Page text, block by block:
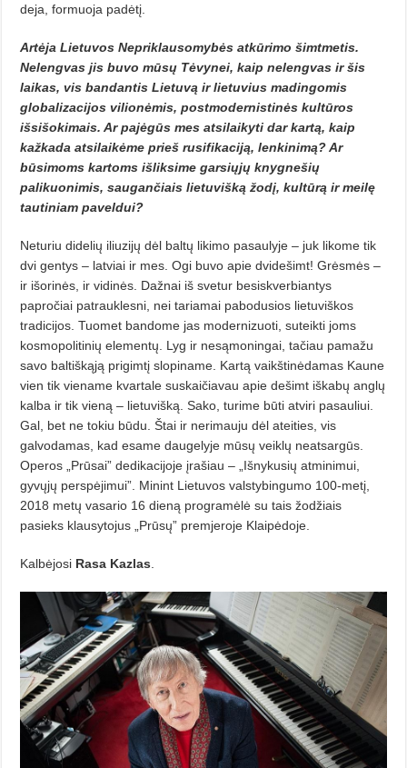
deja, formuoja padėtį.
Artėja Lietuvos Nepriklausomybės atkūrimo šimtmetis.
Nelengvas jis buvo mūsų Tėvynei, kaip nelengvas ir šis
laikas, vis bandantis Lietuvą ir lietuvius madingomis
globalizacijos vilionėmis, postmodernistinės kultūros
išsišokimais. Ar pajėgūs mes atsilaikyti dar kartą, kaip
kažkada atsilaikėme prieš rusifikaciją, lenkinimą? Ar
būsimoms kartoms išliksime garsiųjų knygnešių
palikuonimis, saugančiais lietuvišką žodį, kultūrą ir meilę
tautiniam paveldui?
Neturiu didelių iliuzijų dėl baltų likimo pasaulyje – juk likome tik
dvi gentys – latviai ir mes. Ogi buvo apie dvidešimt! Grėsmės –
ir išorinės, ir vidinės. Dažnai iš svetur besiskverbiantys
papročiai patrauklesni, nei tariamai pabodusios lietuviškos
tradicijos. Tuomet bandome jas modernizuoti, suteikti joms
kosmopolitinių elementų. Lyg ir nesąmoningai, tačiau pamažu
savo baltiškąją prigimtį slopiname. Kartą vaikštinėdamas Kaune
vien tik viename kvartale suskaičiavau apie dešimt iškabų anglų
kalba ir tik vieną – lietuvišką. Sako, turime būti atviri pasauliui.
Gal, bet ne tokiu būdu. Štai ir nerimauju dėl ateities, vis
galvodamas, kad esame daugelyje mūsų veiklų neatsargūs.
Operos „Prūsai” dedikacijoje įrašiau – „Išnykusių atminimui,
gyvųjų perspėjimui”. Minint Lietuvos valstybingumo 100-metį,
2018 metų vasario 16 dieną programėlė su tais žodžiais
pasieks klausytojus „Prūsų” premjeroje Klaipėdoje.
Kalbėjosi Rasa Kazlas